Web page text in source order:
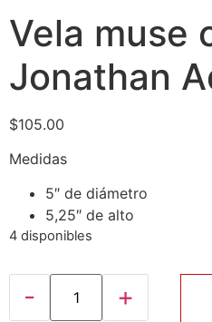
Vela muse
Jonathan
$105.00
Medidas
5″ de diámetro
5,25″ de alto
4 disponibles